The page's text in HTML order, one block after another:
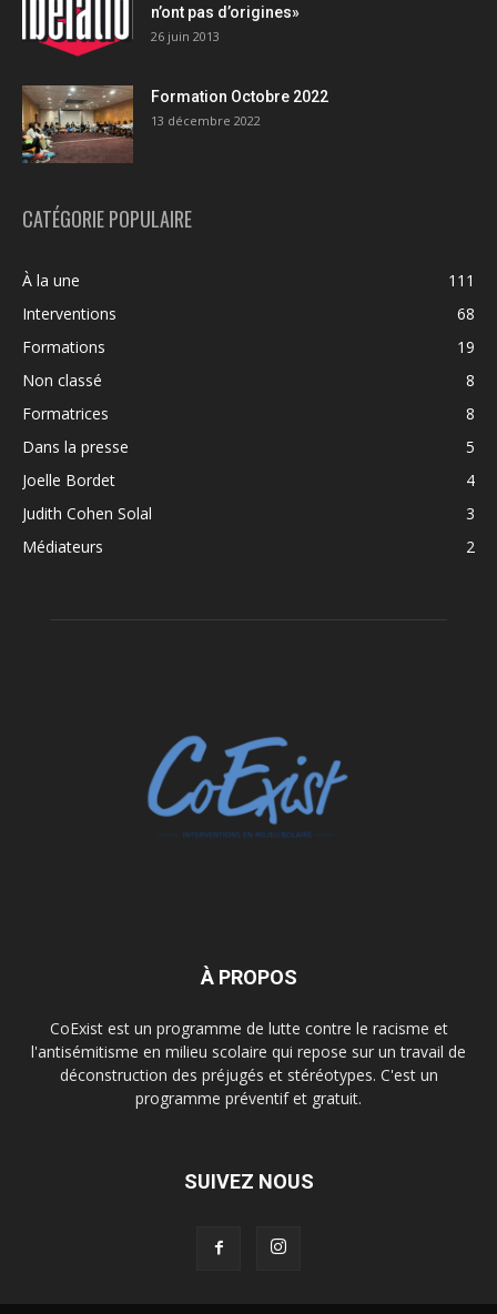
n’ont pas d’origines»
26 juin 2013
Formation Octobre 2022
13 décembre 2022
CATÉGORIE POPULAIRE
À la une
111
Interventions
68
Formations
19
Non classé
8
Formatrices
8
Dans la presse
5
Joelle Bordet
4
Judith Cohen Solal
3
Médiateurs
2
À PROPOS
CoExist est un programme de lutte contre le racisme et
l'antisémitisme en milieu scolaire qui repose sur un travail de
déconstruction des préjugés et stéréotypes. C'est un
programme préventif et gratuit.
SUIVEZ NOUS